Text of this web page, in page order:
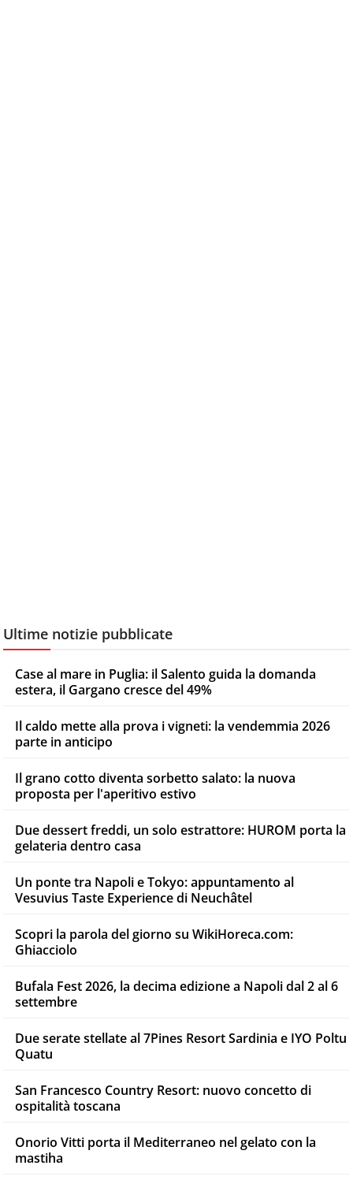
Ultime notizie pubblicate
Case al mare in Puglia: il Salento guida la domanda
estera, il Gargano cresce del 49%
Il caldo mette alla prova i vigneti: la vendemmia 2026
parte in anticipo
Il grano cotto diventa sorbetto salato: la nuova
proposta per l'aperitivo estivo
Due dessert freddi, un solo estrattore: HUROM porta la
gelateria dentro casa
Un ponte tra Napoli e Tokyo: appuntamento al
Vesuvius Taste Experience di Neuchâtel
Scopri la parola del giorno su WikiHoreca.com:
Ghiacciolo
Bufala Fest 2026, la decima edizione a Napoli dal 2 al 6
settembre
Due serate stellate al 7Pines Resort Sardinia e IYO Poltu
Quatu
San Francesco Country Resort: nuovo concetto di
ospitalità toscana
Onorio Vitti porta il Mediterraneo nel gelato con la
mastiha